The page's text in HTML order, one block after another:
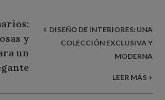
« DISEÑO DE INTERIORES: UNA
COLECCIÓN EXCLUSIVA Y
MODERNA
LEER MÁS +